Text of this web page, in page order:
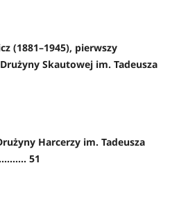
(1881–1945), pierwszy
Skautowej im. Tadeusza
Harcerzy im. Tadeusza
51